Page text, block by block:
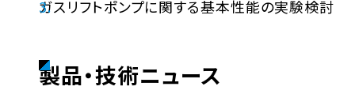
ガスリフトポンプに関する基本性能の実験検討
製品・技術ニュース